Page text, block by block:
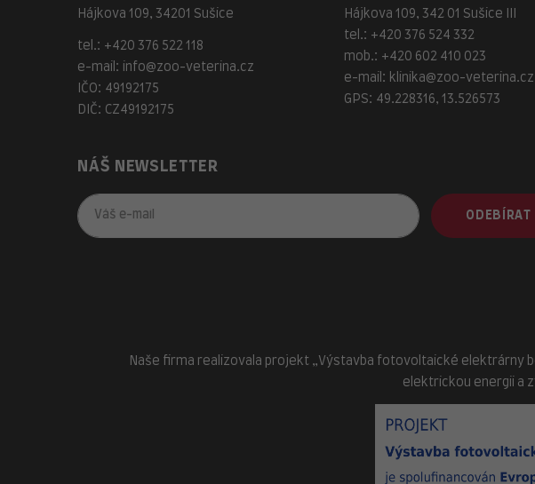
Hájkova 109, 34201 Sušice
tel.: +420 376 522 118
e-mail:
info@zoo-veterina.cz
IČO: 49192175
DIČ: CZ49192175
Hájkova 109, 342 01 Sušice III
tel.: +420 376 524 332
mob.: +420 602 410 023
e-mail: klinika@zoo-veterina.cz
GPS: 49.228316, 13.526573
NÁŠ NEWSLETTER
ODEBÍRAT
Naše firma realizovala projekt „Výstavba fotovoltaické elektrárny
elektrickou energii a